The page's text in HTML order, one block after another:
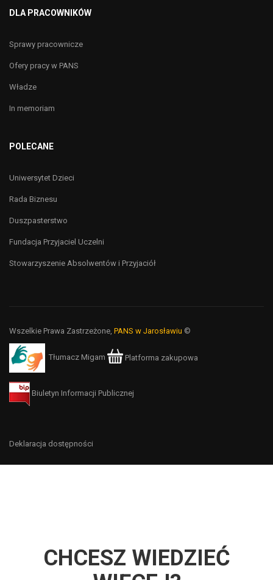
DLA PRACOWNIKÓW
Sprawy pracownicze
Ofery pracy w PANS
Władze
In memoriam
POLECANE
Uniwersytet Dzieci
Rada Biznesu
Duszpasterstwo
Fundacja Przyjaciel Uczelni
Stowarzyszenie Absolwentów i Przyjaciół
Wszelkie Prawa Zastrzeżone, PANS w Jarosławiu ©
Tłumacz Migam Platforma zakupowa
Biuletyn Informacji Publicznej
Deklaracja dostępności
CHCESZ WIEDZIEĆ